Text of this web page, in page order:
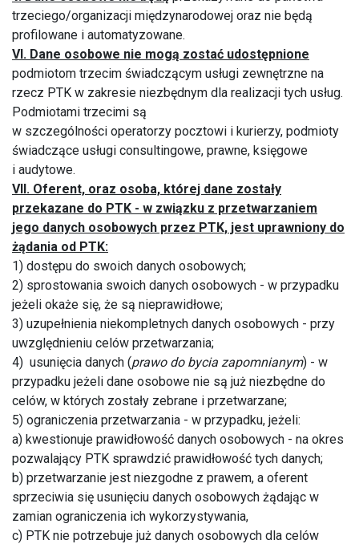
trzeciego/organizacji międzynarodowej oraz nie będą
profilowane i automatyzowane.
VI. Dane osobowe nie mogą zostać udostępnione
podmiotom trzecim świadczącym usługi zewnętrzne na
rzecz PTK w zakresie niezbędnym dla realizacji tych usług.
Podmiotami trzecimi są
w szczególności operatorzy pocztowi i kurierzy, podmioty
świadczące usługi consultingowe, prawne, księgowe
i audytowe.
VII. Oferent, oraz osoba, której dane zostały
przekazane do PTK - w związku z przetwarzaniem
jego danych osobowych przez PTK, jest uprawniony do
żądania od PTK:
1) dostępu do swoich danych osobowych;
2) sprostowania swoich danych osobowych - w przypadku
jeżeli okaże się, że są nieprawidłowe;
3) uzupełnienia niekompletnych danych osobowych - przy
uwzględnieniu celów przetwarzania;
4) usunięcia danych (prawo do bycia zapomnianym) - w
przypadku jeżeli dane osobowe nie są już niezbędne do
celów, w których zostały zebrane i przetwarzane;
5) ograniczenia przetwarzania - w przypadku, jeżeli:
a) kwestionuje prawidłowość danych osobowych - na okres
pozwalający PTK sprawdzić prawidłowość tych danych;
b) przetwarzanie jest niezgodne z prawem, a oferent
sprzeciwia się usunięciu danych osobowych żądając w
zamian ograniczenia ich wykorzystywania,
c) PTK nie potrzebuje już danych osobowych dla celów